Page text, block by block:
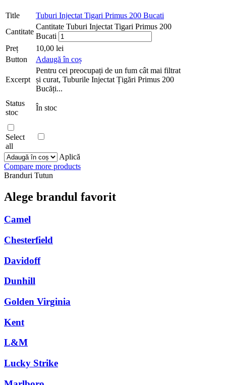
Title
Tuburi Injectat Tigari Primus 200 Bucati
Cantitate
Cantitate Tuburi Injectat Tigari Primus 200
Bucati
Preț
10,00 lei
Button
Adaugă în coș
Excerpt
Pentru cei preocupați de un fum cât mai filtrat
și curat, Tuburile Injectat Țigări Primus 200
Bucăți...
Status
stoc
În stoc
Select
all
Aplică
Compare more products
Branduri Tutun
Alege brandul favorit
Camel
Chesterfield
Davidoff
Dunhill
Golden Virginia
Kent
L&M
Lucky Strike